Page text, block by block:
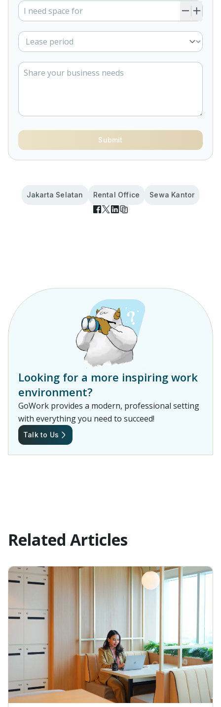
Submit
Jakarta Selatan Rental Office Sewa Kantor
Looking for a more inspiring work
environment?
GoWork provides a modern, professional setting
with everything you need to succeed!
Talk to Us
Related Articles